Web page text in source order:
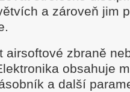
a zároveň jim
airsoftové zbraně
obsahuje
a další